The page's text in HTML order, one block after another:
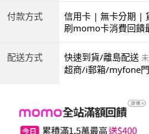
付款方式
信用卡 | 無卡分期 |
商付款 | ATM | 銀聯
刷momo卡消費回饋
配送方式 快速到貨/離島配送
超商/i郵箱/myfone